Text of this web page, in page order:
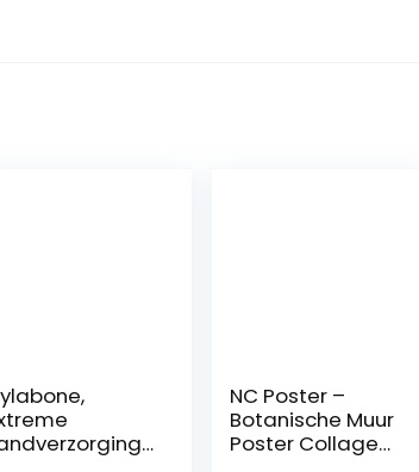
NC Poster –
Botanische Muur
Poster Collage